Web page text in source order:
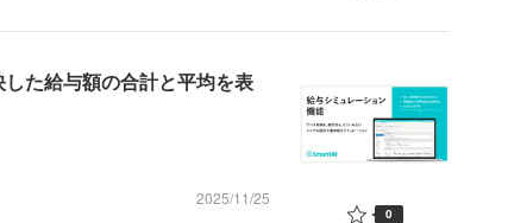
た給与額の合計と平均を表
2025/11/25
0